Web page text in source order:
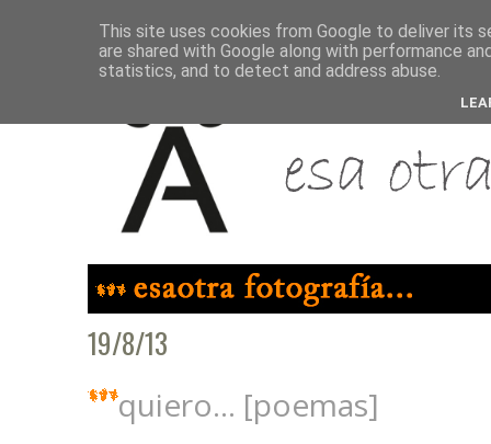
19/8/13
quiero... [poemas]
This site uses cookies from Google to deliver its
are shared with Google along with performance
statistics, and to detect and address abuse.